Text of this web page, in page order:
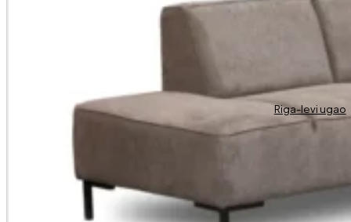
Riga-levi ugao